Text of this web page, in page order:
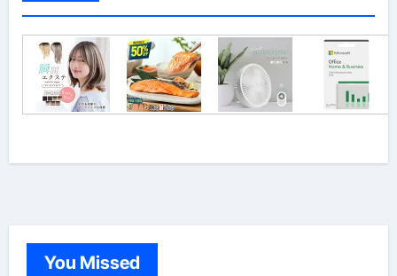
You Missed